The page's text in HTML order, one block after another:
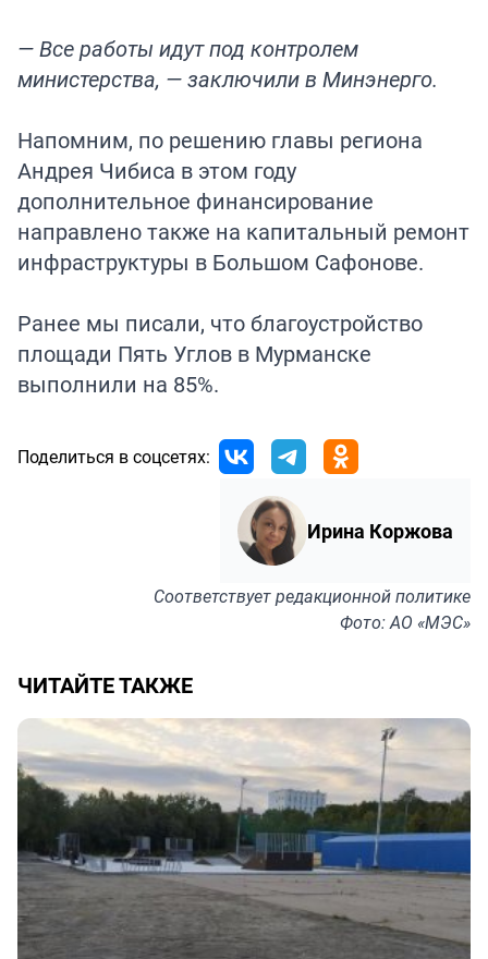
— Все работы идут под контролем
министерства, — заключили в Минэнерго.
Напомним, по решению главы региона
Андрея Чибиса в этом году
дополнительное финансирование
направлено также на капитальный ремонт
инфраструктуры в Большом Сафонове.
Ранее мы писали, что благоустройство
площади Пять Углов в Мурманске
выполнили на 85%.
Поделиться в соцсетях:
Ирина Коржова
Соответствуетредакционной политике
Фото: АО «МЭС»
ЧИТАЙТЕ ТАКЖЕ